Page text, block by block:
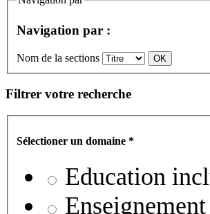
Navigation par :
Nom de la sections
Filtrer votre recherche
Sélectioner un domaine *